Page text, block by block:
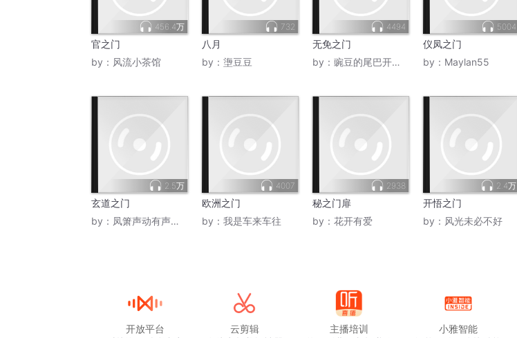
456.4万
官之门
by： 风流小茶馆
732
八月
by： 塰豆豆
4494
无免之门
by： 豌豆的尾巴开学慢更
5004
仪凤之门
by： Maylan55
2.5万
玄道之门
by： 凤箫声动有声故事
4007
欧洲之门
by： 我是车来车往
2938
秘之门扉
by： 花开有爱
2.4万
开悟之门
by： 风光未必不好
开放平台
云剪辑
主播培训
小雅智能